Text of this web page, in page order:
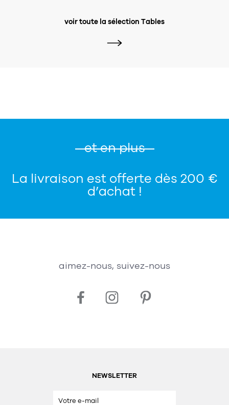
voir toute la sélection Tables
et en plus
La livraison est offerte dès 200 €
d’achat !
aimez-nous, suivez-nous
NEWSLETTER